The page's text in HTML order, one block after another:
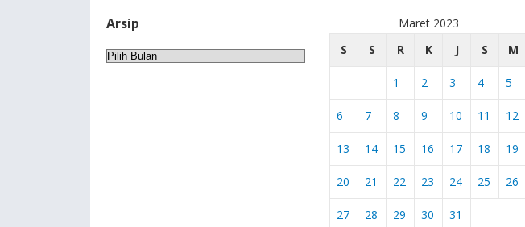
Arsip
Arsip
Maret 2023
S
S R K J S M
1 2 3 4 5
6 7 8 9 10 11 12
13 14 15 16 17 18 19
20 21 22 23 24 25 26
27 28 29 30 31